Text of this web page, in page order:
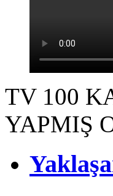
TV 100
YAPMIŞ